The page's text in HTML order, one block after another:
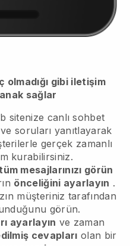
olmadığı gibi iletişim
sağlar
sitenize canlı sohbet
soruları yanıtlayarak
gerçek zamanlı
kurabilirsiniz.
mesajlarınızı görün
önceliğini ayarlayın .
müşteriniz tarafından
görün.
ayarlayın ve zaman
cevapları olan bir